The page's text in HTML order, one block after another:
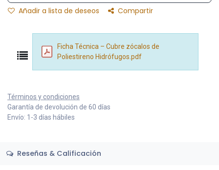
Añadir a lista de deseos
Compartir
Ficha Técnica – Cubre zócalos de
Poliestireno Hidrófugos.pdf
Términos y condiciones
Garantía de devolución de 60 días
Envío: 1-3 días hábiles
Reseñas & Calificación